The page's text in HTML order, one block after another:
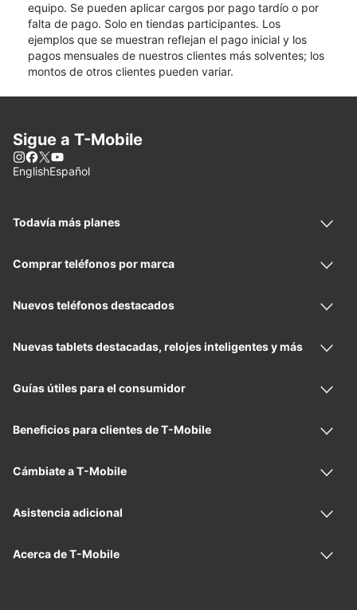
equipo. Se pueden aplicar cargos por pago tardío o por
falta de pago. Solo en tiendas participantes. Los
ejemplos que se muestran reflejan el pago inicial y los
pagos mensuales de nuestros clientes más solventes; los
montos de otros clientes pueden variar.